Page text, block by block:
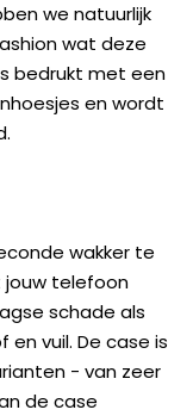
we natuurlijk
wat deze
bedrukt met een
en wordt
wakker te
jouw telefoon
schade als
en vuil. De case is
- van zeer
de case